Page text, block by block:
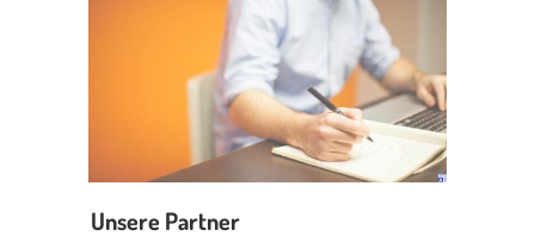
Unsere Partner